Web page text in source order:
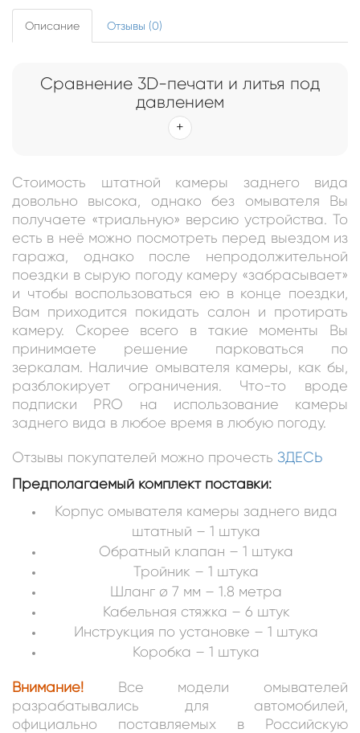
Описание Отзывы (0)
Сравнение 3D-печати и литья под
давлением
Стоимость штатной камеры заднего вида
довольно высока, однако без омывателя Вы
получаете «триальную» версию устройства. То
есть в неё можно посмотреть перед выездом из
гаража, однако после непродолжительной
поездки в сырую погоду камеру «забрасывает»
и чтобы воспользоваться ею в конце поездки,
Вам приходится покидать салон и протирать
камеру. Скорее всего в такие моменты Вы
принимаете решение парковаться по
зеркалам. Наличие омывателя камеры, как бы,
разблокирует ограничения. Что-то вроде
подписки PRO на использование камеры
заднего вида в любое время в любую погоду.
Отзывы покупателей можно прочесть ЗДЕСЬ
Предполагаемый комплект поставки:
Корпус омывателя камеры заднего вида
штатный – 1 штука
Обратный клапан – 1 штука
Тройник – 1 штука
Шланг ø 7 мм – 1.8 метра
Кабельная стяжка – 6 штук
Инструкция по установке – 1 штука
Коробка – 1 штука
Внимание! Все модели омывателей
разрабатывались для автомобилей,
официально поставляемых в Российскую